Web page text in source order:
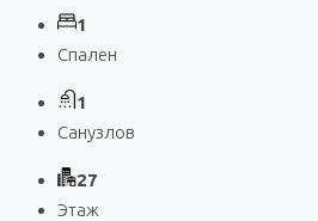
1
Спален
1
Санузлов
27
Этаж